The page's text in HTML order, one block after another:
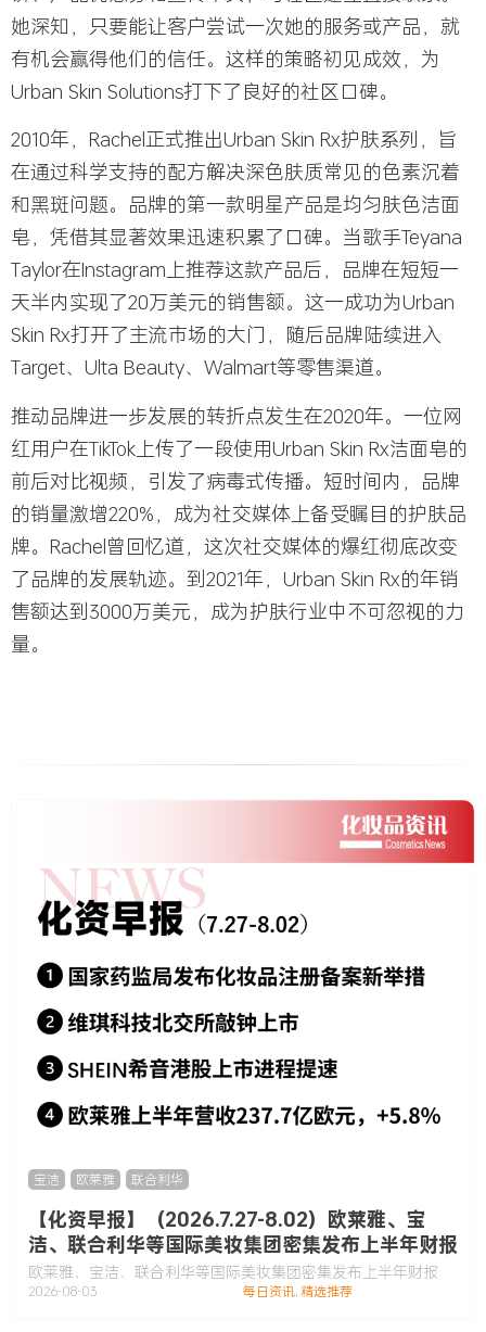
她深知，只要能让客户尝试一次她的服务或产品，就
有机会赢得他们的信任。这样的策略初见成效，为
Urban Skin Solutions打下了良好的社区口碑。
2010年，Rachel正式推出Urban Skin Rx护肤系列，旨
在通过科学支持的配方解决深色肤质常见的色素沉着
和黑斑问题。品牌的第一款明星产品是均匀肤色洁面
皂，凭借其显著效果迅速积累了口碑。当歌手Teyana
Taylor在Instagram上推荐这款产品后，品牌在短短一
天半内实现了20万美元的销售额。这一成功为Urban
Skin Rx打开了主流市场的大门，随后品牌陆续进入
Target、 Ulta Beauty、Walmart等零售渠道。
推动品牌进一步发展的转折点发生在2020年。一位网
红用户在TikTok上传了一段使用Urban Skin Rx洁面皂的
前后对比视频，引发了病毒式传播。短时间内，品牌
的销量激增220%，成为社交媒体上备受瞩目的护肤品
牌。Rachel曾回忆道，这次社交媒体的爆红彻底改变
了品牌的发展轨迹。到2021年，Urban Skin Rx的年销
售额达到3000万美元，成为护肤行业中不可忽视的力
量。
宝洁 欧莱雅 联合利华
【化资早报】（2026.7.27-8.02）欧莱雅、宝
洁、联合利华等国际美妆集团密集发布上半年财报
欧莱雅、宝洁、联合利华等国际美妆集团密集发布上半年财报
2026-08-03 每日资讯,精选推荐